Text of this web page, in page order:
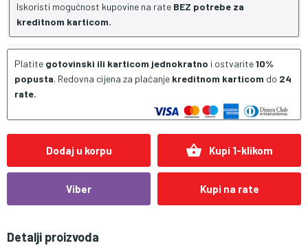
Iskoristi mogućnost kupovine na rate BEZ potrebe za
kreditnom karticom.
Platite gotovinski ili karticom jednokratno i ostvarite10%
popusta. Redovna cijena za plaćanje kreditnom karticom do 24
rate.
Dodaj u korpu shopping_basket Kupi 1-klikom
Viber Kupi na rate
Detalji proizvoda